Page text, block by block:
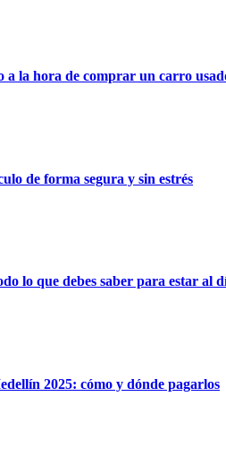
a la hora de comprar un carro
de forma segura y sin estrés
lo que debes saber para estar al
2025: cómo y dónde pagarlos